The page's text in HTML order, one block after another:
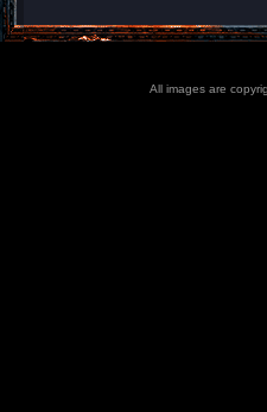
All images are